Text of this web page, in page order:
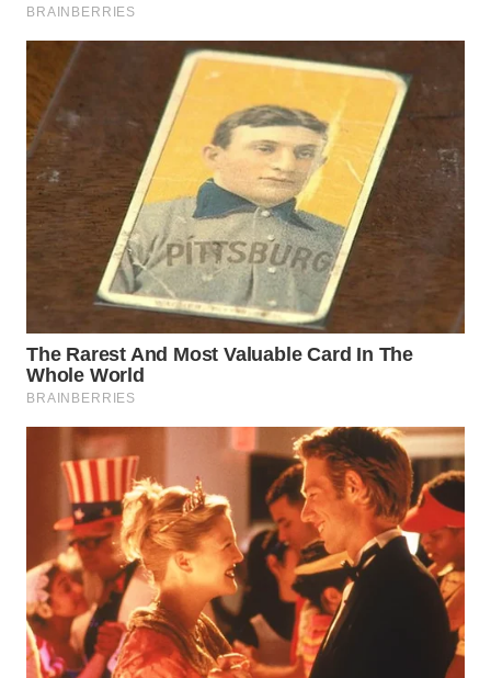
WN
INDRAMAYU
WN
KUNINGAN
WN
MAJALENGKA
SUBANG
WN
SUKABUMI
WN
PURWAKARTA
WN
PRIANGAN
TIMUR
WN
SEMARANG